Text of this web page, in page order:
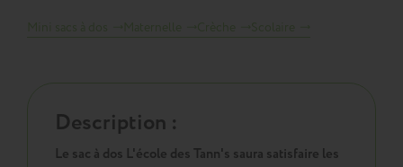
Description :
Le sac à dos L'école des Tann's saura satisfaire les